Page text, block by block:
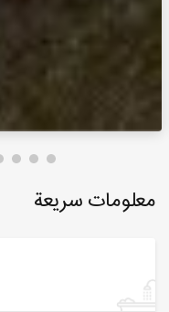
معلومات سريعة